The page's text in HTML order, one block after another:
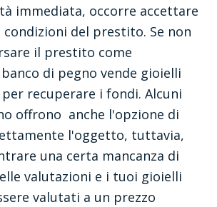
immediata, occorre accettare
del prestito. Se non
il prestito come
di pegno vende gioielli
recuperare i fondi. Alcuni
offrono anche l'opzione di
l'oggetto, tuttavia,
una certa mancanza di
valutazioni e i tuoi gioielli
valutati a un prezzo